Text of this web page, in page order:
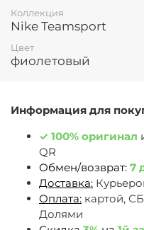
Информация для
✓ 100% оригинал
QR
Обмен/возврат: 7
Доставка:
Оплата: картой,
Долями
Коллекция
Nike Teamsport
Цвет
фиолетовый